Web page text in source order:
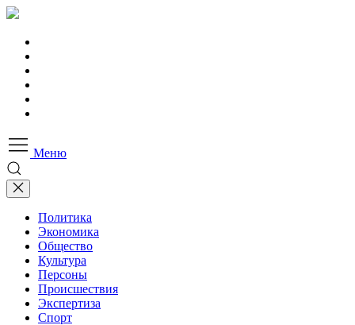
Меню
Политика
Экономика
Общество
Культура
Персоны
Происшествия
Экспертиза
Спорт